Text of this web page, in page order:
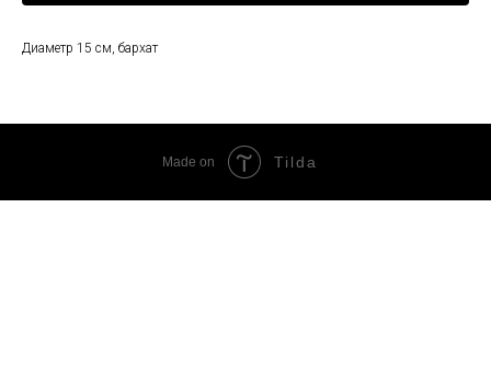
Диаметр 15 см, бархат
Made on Tilda